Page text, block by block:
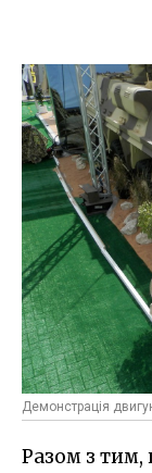
Демонстрація
Разом з тим,